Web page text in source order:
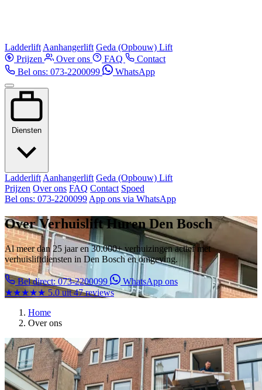
Ladderlift Aanhangerlift Geda (Opbouw) Lift
Prijzen
Over ons FAQ
Contact
Bel ons: 073-2200099
WhatsApp
Diensten
Ladderlift Aanhangerlift Geda (Opbouw) Lift
Prijzen Over ons FAQ Contact Spoed
Bel ons: 073-2200099 App ons via WhatsApp
Over Verhuislift Huren Den Bosch
Al meer dan 25 jaar en 30.000+ verhuizingen actief met
verhuisliftdiensten in Den Bosch en omgeving.
Bel direct: 073-2200099
WhatsApp ons
★★★★★ 5.0 uit 47 reviews
Home
Over ons